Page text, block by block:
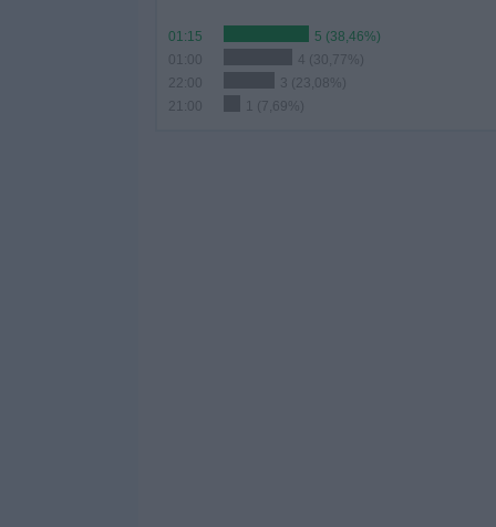
01:15
5 (38,46%)
4 (30,77%)
22:00
3 (23,08%)
21:00
1 (7,69%)